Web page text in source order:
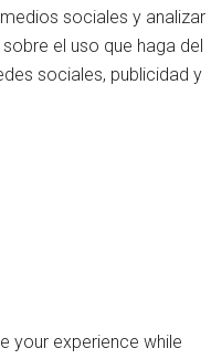
sociales y analizar
el uso que haga del
sociales, publicidad y
your experience while